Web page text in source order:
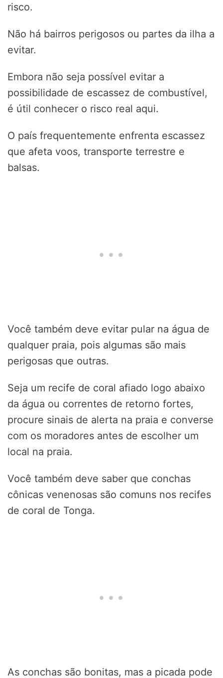
risco.
Não há bairros perigosos ou partes da ilha a
evitar.
Embora não seja possível evitar a
possibilidade de escassez de combustível,
é útil conhecer o risco real aqui.
O país frequentemente enfrenta escassez
que afeta voos, transporte terrestre e
balsas.
Você também deve evitar pular na água de
qualquer praia, pois algumas são mais
perigosas que outras.
Seja um recife de coral afiado logo abaixo
da água ou correntes de retorno fortes,
procure sinais de alerta na praia e converse
com os moradores antes de escolher um
local na praia.
Você também deve saber que conchas
cônicas venenosas são comuns nos recifes
de coral de Tonga.
As conchas são bonitas, mas a picada pode